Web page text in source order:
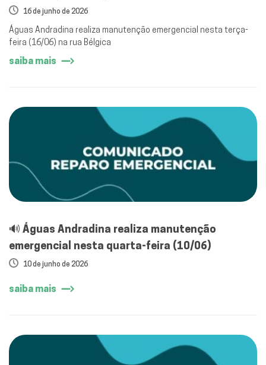
16 de junho de 2026
Águas Andradina realiza manutenção emergencial nesta terça-
feira (16/06) na rua Bélgica
saiba mais
🔊 Águas Andradina realiza manutenção
emergencial nesta quarta-feira (10/06)
10 de junho de 2026
saiba mais